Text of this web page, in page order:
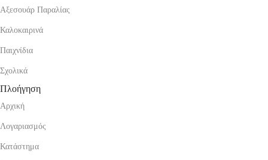
Αξεσουάρ Παραλίας
Καλοκαιρινά
Παιχνίδια
Σχολικά
Πλοήγηση
Αρχική
Λογαριασμός
Κατάστημα